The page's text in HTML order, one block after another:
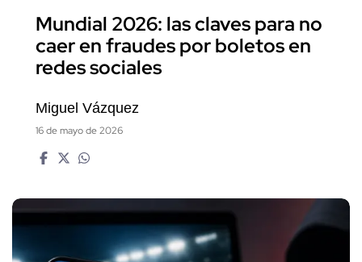
Mundial 2026: las claves para no
caer en fraudes por boletos en
redes sociales
Miguel Vázquez
16 de mayo de 2026